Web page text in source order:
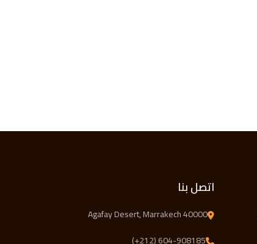
اتصل بنا
Agafay Desert, Marrakech 40000
(+212) 604-908185